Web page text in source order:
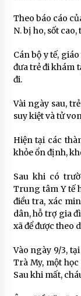
Theo báo cáo
N. bị ho, sốt
Cán bộ y tế,
đưa trẻ đi khám
đi.
Vài ngày sau,
suy kiệt và tử
Hiện tại các
khỏe ổn định,
Sau khi có
Trung tâm Y tế
điều tra, xác
dân, hỗ trợ gia
xã để được theo
Vào ngày 9/3,
Trà My, một
Sau khi mất,